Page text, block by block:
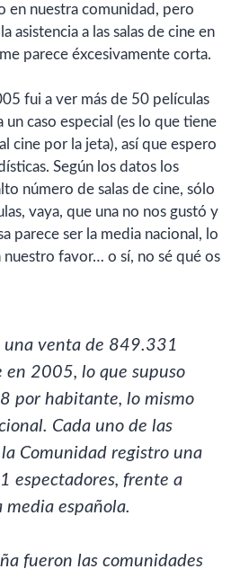
en nuestra comunidad, pero
asistencia a las salas de cine en
parece éxcesivamente corta.
fui a ver más de 50 películas
caso especial (es lo que tiene
cine por la jeta), así que espero
Según los datos los
número de salas de cine, sólo
vaya, que una no nos gustó y
parece ser la media nacional, lo
favor… o sí, no sé qué os
una venta de 849.331
en 2005, lo que supuso
por habitante, lo mismo
Cada uno de las
Comunidad registro una
espectadores, frente a
española.
fueron las comunidades